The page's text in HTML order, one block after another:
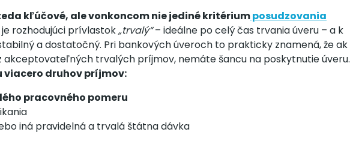
kľúčové, ale vonkoncom nie jediné kritériumposudzovania
rozhodujúci prívlastok„trvalý“– ideálne po celý čas trvania úveru – a k
a dostatočný. Pri bankových úveroch to prakticky znamená, že ak
akceptovateľných trvalých príjmov, nemáte šancu na poskytnutie úveru.
viacero druhov príjmov:
pracovného pomeru
iná pravidelná a trvalá štátna dávka